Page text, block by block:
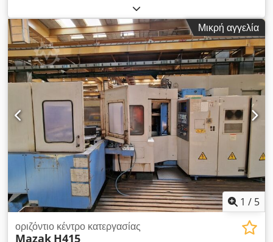
, διαδρομή άξονα Y:
διαδρομή άξονα Z:560 χιλ., μέγιστο βάρος τεμαχίου:600 κιλ,
αριθμός θέσεων στη θήκη εργαλείων:60, μέγιστη γωνία
περιστροφής άξονα C:360 °, Χωρίς ελάχιστη τιμή - εγγυημένη
πώληση στην υψηλότερη προσφορά! ΤΕΧΝΙΚΕΣ
ΛΕΠΤΟΜΕΡΕΙΕΣ Υποδοχή αξόνα: SK40 Διαδρομή άξονα X:
600 mm Διαδρομή άξονα Y: 560 mm Διαδρομή άξονα Z: 560
mm Περιοχή περιστροφής άξονα Β: 360° Αριθμός θέσεων
εργαλείων στο μαγαζί: 60 ΛΕΠΤΟΜΕΡΕΙΕΣ ΜΗΧΑΝΗΜΑΤΟΣ
Σύστημα ελέγχου: Siemens Αριθμός παλετών: 2 Διαστάσεις
παλέτας: 400 × 500 mm Codpfx Anezpxd Romeha Μέγιστο
επιτρεπόμενο φορτίο παλέτας: 600 kg Βάρος μηχανήματος:
10.500 kg
Μικρή αγγελία
1 / 5
οριζόντιο κέντρο κατεργασίας
Mazak H415